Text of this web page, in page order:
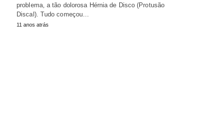
problema, a tão dolorosa Hérnia de Disco (Protusão
Discal). Tudo começou…
11 anos atrás